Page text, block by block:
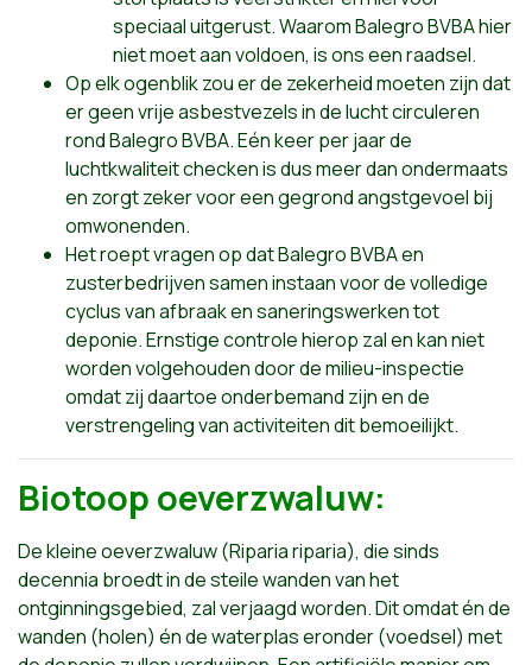
speciaal uitgerust. Waarom Balegro BVBA hier
niet moet aan voldoen, is ons een raadsel.
Op elk ogenblik zou er de zekerheid moeten zijn dat
er geen vrije asbestvezels in de lucht circuleren
rond Balegro BVBA. Eén keer per jaar de
luchtkwaliteit checken is dus meer dan ondermaats
en zorgt zeker voor een gegrond angstgevoel bij
omwonenden.
Het roept vragen op dat Balegro BVBA en
zusterbedrijven samen instaan voor de volledige
cyclus van afbraak en saneringswerken tot
deponie. Ernstige controle hierop zal en kan niet
worden volgehouden door de milieu-inspectie
omdat zij daartoe onderbemand zijn en de
verstrengeling van activiteiten dit bemoeilijkt.
Biotoop oeverzwaluw:
De kleine oeverzwaluw (Riparia riparia), die sinds
decennia broedt in de steile wanden van het
ontginningsgebied, zal verjaagd worden. Dit omdat én de
wanden (holen) én de waterplas eronder (voedsel) met